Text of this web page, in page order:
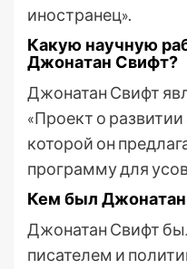
иностранец».
Какую научную
Джонатан Свифт?
Джонатан Свифт
«Проект о развитии
которой он
программу для
Кем был
Джонатан Свифт
писателем и